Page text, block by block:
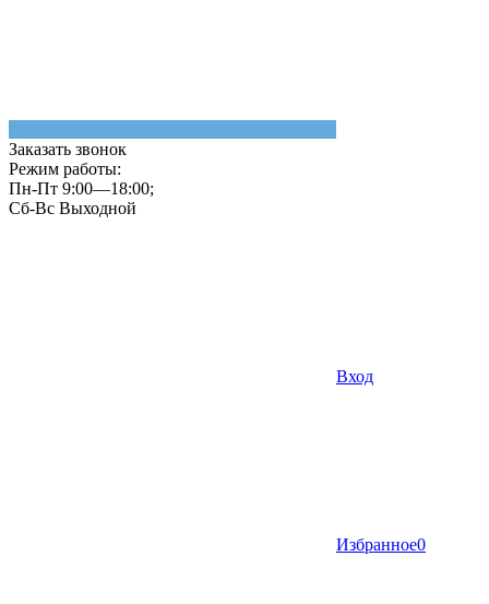
Заказать звонок
Режим работы:
Пн-Пт 9:00—18:00;
Сб-Вс Выходной
Вход
Избранное0